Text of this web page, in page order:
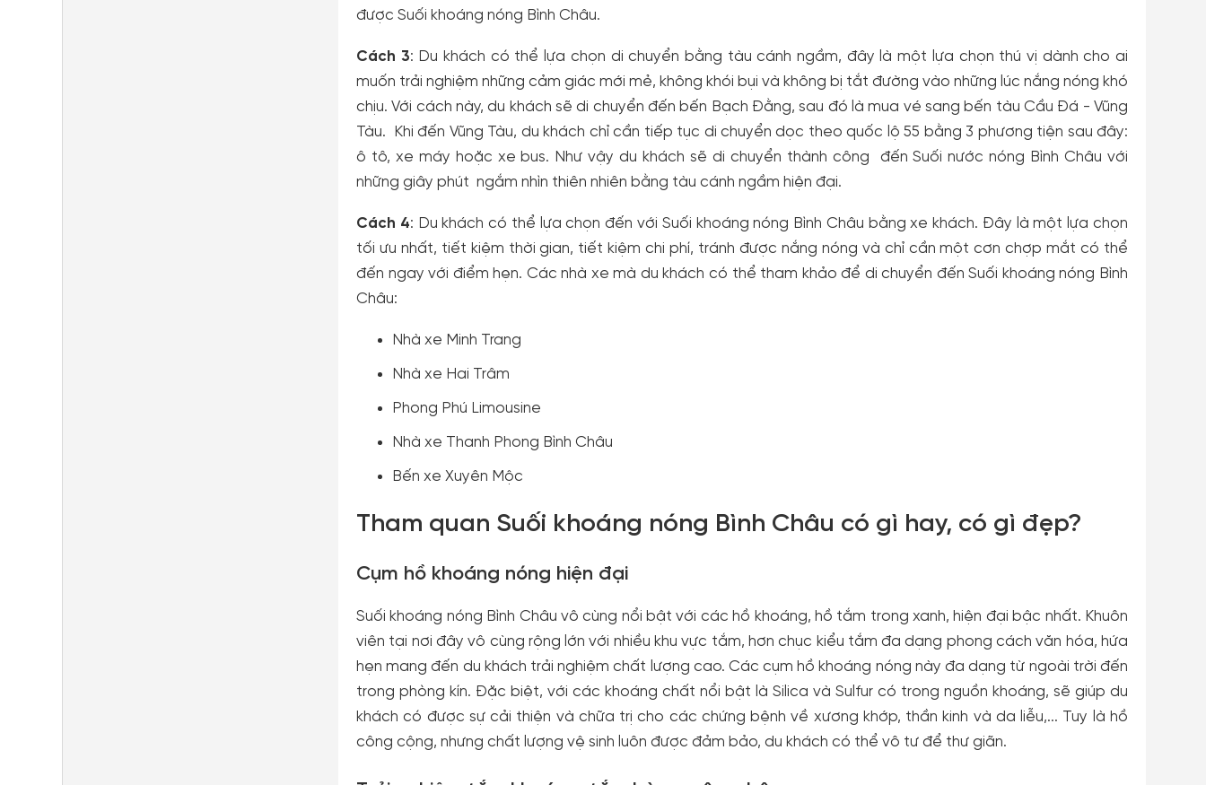
được Suối khoáng nóng Bình Châu.
Cách 3: Du khách có thể lựa chọn di chuyển bằng tàu cánh ngầm, đây là một lựa chọn thú vị dành cho ai
muốn trải nghiệm những cảm giác mới mẻ, không khói bụi và không bị tắt đường vào những lúc nắng nóng khó
chịu. Với cách này, du khách sẽ di chuyển đến bến Bạch Đằng, sau đó là mua vé sang bến tàu Cầu Đá - Vũng
Tàu. Khi đến Vũng Tàu, du khách chỉ cần tiếp tục di chuyển dọc theo quốc lộ 55 bằng 3 phương tiện sau đây:
ô tô, xe máy hoặc xe bus. Như vậy du khách sẽ di chuyển thành công đến Suối nước nóng Bình Châu với
những giây phút ngắm nhìn thiên nhiên bằng tàu cánh ngầm hiện đại.
Cách 4: Du khách có thể lựa chọn đến với Suối khoáng nóng Bình Châu bằng xe khách. Đây là một lựa chọn
tối ưu nhất, tiết kiệm thời gian, tiết kiệm chi phí, tránh được nắng nóng và chỉ cần một cơn chợp mắt có thể
đến ngay với điểm hẹn. Các nhà xe mà du khách có thể tham khảo để di chuyển đến Suối khoáng nóng Bình
Châu:
Nhà xe Minh Trang
Nhà xe Hai Trâm
Phong Phú Limousine
Nhà xe Thanh Phong Bình Châu
Bến xe Xuyên Mộc
Tham quan Suối khoáng nóng Bình Châu có gì hay, có gì đẹp?
Cụm hồ khoáng nóng hiện đại
Suối khoáng nóng Bình Châu vô cùng nổi bật với các hồ khoáng, hồ tắm trong xanh, hiện đại bậc nhất. Khuôn
viên tại nơi đây vô cùng rộng lớn với nhiều khu vực tắm, hơn chục kiểu tắm đa dạng phong cách văn hóa, hứa
hẹn mang đến du khách trải nghiệm chất lượng cao. Các cụm hồ khoáng nóng này đa dạng từ ngoài trời đến
trong phòng kín. Đặc biệt, với các khoáng chất nổi bật là Silica và Sulfur có trong nguồn khoáng, sẽ giúp du
khách có được sự cải thiện và chữa trị cho các chứng bệnh về xương khớp, thần kinh và da liễu,... Tuy là hồ
công cộng, nhưng chất lượng vệ sinh luôn được đảm bảo, du khách có thể vô tư để thư giãn.